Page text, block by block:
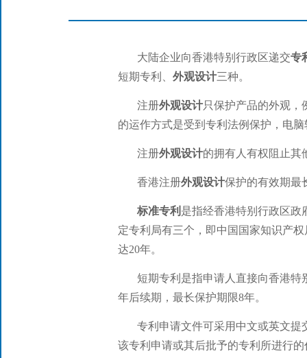
大陆企业向香港特别行政区递交专
短期专利、 外观设计三种。
注册外观设计只保护产品的外观，
的运作方式是受到专利法例保护，电
注册外观设计的拥有人有权阻止其
香港注册外观设计保护的有效期最
标准专利 是指经香港特别行政区政
定专利局有三个，即中国国家知识产
达20年。
短期专利是指申请人直接向香港特
年后续期，最长保护期限8年。
专利申请文件可采用中文或英文提
该专利申请或其后批予的专利所进行